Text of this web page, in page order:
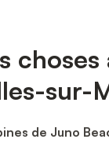
choses
sur-
de Juno